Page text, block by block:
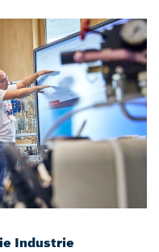
Industrie